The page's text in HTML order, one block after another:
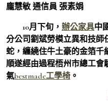
龐慧敏 通信員 張素娟
10月下旬， 辦公家具中
分公司劉斌勞模立異和技師
蛇，纏繞住牛土豪的金箔千
順遂經由過程梧州市總工會
氣bestmade工學椅 。